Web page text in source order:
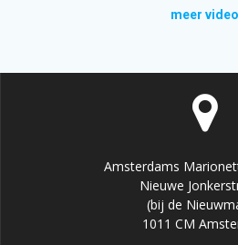
meer video
Amsterdams
Nieuwe
(bij de
1011 CM